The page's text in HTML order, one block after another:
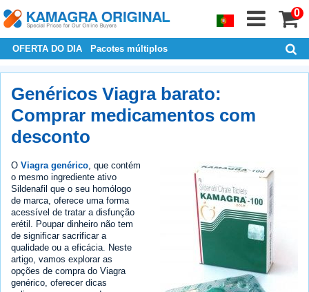
0
OFERTA DO DIA Pacotes múltiplos
Genéricos Viagra barato:
Comprar medicamentos com
desconto
O Viagra genérico , que contém
o mesmo ingrediente ativo
Sildenafil que o seu homólogo
de marca, oferece uma forma
acessível de tratar a disfunção
erétil. Poupar dinheiro não tem
de significar sacrificar a
qualidade ou a eficácia. Neste
artigo, vamos explorar as
opções de compra do Viagra
genérico, oferecer dicas